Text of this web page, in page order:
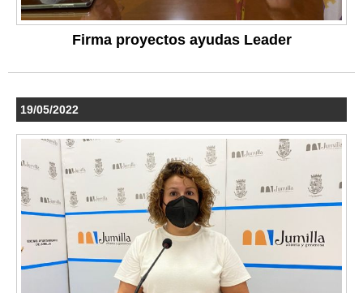
Firma proyectos ayudas Leader
19/05/2022